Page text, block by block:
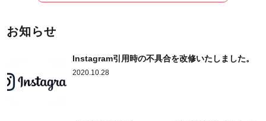
お知らせ
Instagram引用時の不具合を改修いたしました。
2020.10.28